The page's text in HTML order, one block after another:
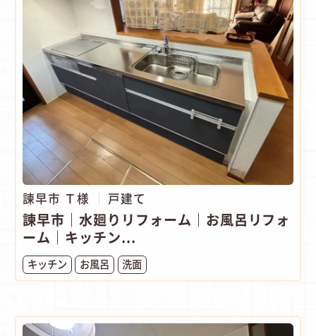
諫早市 Ｔ様 戸建て
諫早市｜水廻りリフォーム｜お風呂リフォ
ーム｜キッチン...
キッチン お風呂 洗面